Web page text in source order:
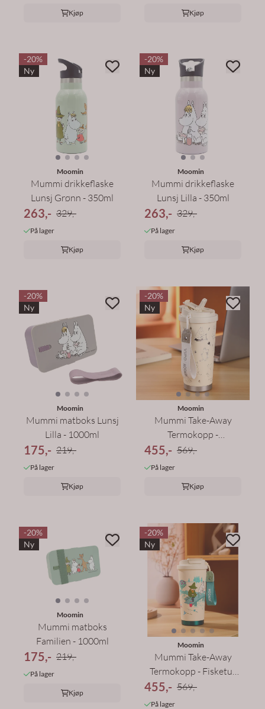
Kjøp Kjøp
-20%
Ny
Moomin
Mummi drikkeflaske
Lunsj Grønn - 350ml
263,- 329,-
På lager
Kjøp
-20%
Ny
Moomin
Mummi drikkeflaske
Lunsj Lilla - 350ml
263,- 329,-
På lager
Kjøp
-20%
Ny
Moomin
Mummi matboks Lunsj
Lilla - 1000ml
175,- 219,-
På lager
Kjøp
-20%
Ny
Moomin
Mummi Take-Away
Termokopp -
Mummitrollet 580 ml
455,- 569,-
På lager
Kjøp
-20%
Ny
Moomin
Mummi matboks
Familien - 1000ml
175,- 219,-
På lager
Kjøp
-20%
Ny
Moomin
Mummi Take-Away
Termokopp - Fisketur
580 ml
455,- 569,-
På lager